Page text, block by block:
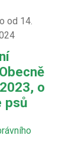
od 14.
o
psů